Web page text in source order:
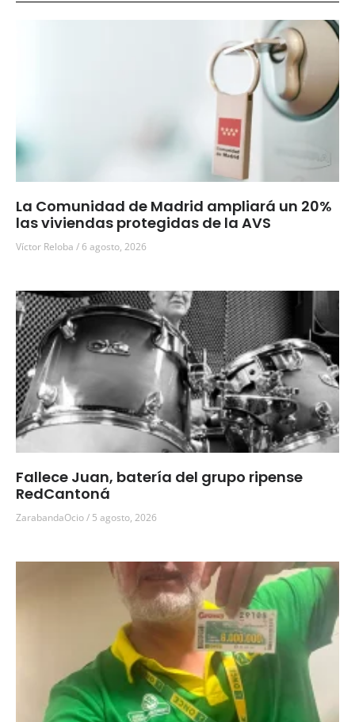
La Comunidad de Madrid ampliará un 20%
las viviendas protegidas de la AVS
Víctor Reloba 6 agosto, 2026
Fallece Juan, batería del grupo ripense
RedCantoná
ZarabandaOcio 5 agosto, 2026